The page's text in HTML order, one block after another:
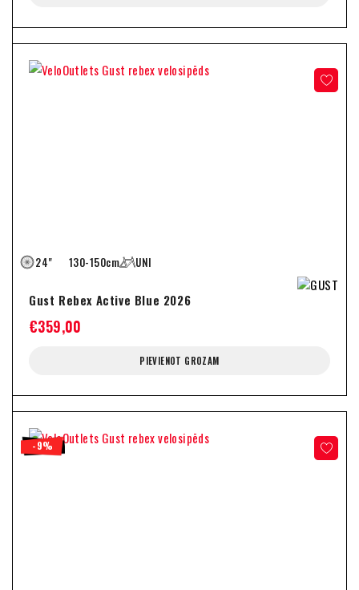
24" 130-150cm UNI
Gust Rebex Active Blue 2026
€359,00
PIEVIENOT GROZAM
-9%